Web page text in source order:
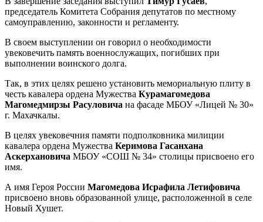
председатель Комитета Собрания депутатов по местному
самоуправлению, законности и регламенту.
В своем выступлении он говорил о необходимости
увековечить память военнослужащих, погибших при
выполнении воинского долга.
Так, в этих целях решено установить мемориальную плиту в
честь кавалера ордена Мужества Курамагомедова
Магомедмирзы Расуловича на фасаде МБОУ «Лицей № 30»
г. Махачкалы.
В целях увековечния памяти подполковника милиции
кавалера ордена Мужества Керимова Гасанхана
Аскерхановича МБОУ «СОШ № 34» столицы присвоено его
имя.
А имя Героя России Магомедова Исрафила Летифовича
присвоено вновь образованной улице, расположенной в селе
Новый Хушет.